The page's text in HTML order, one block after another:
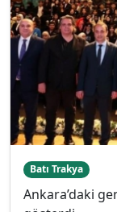
Batı Trakya
Ankara’daki